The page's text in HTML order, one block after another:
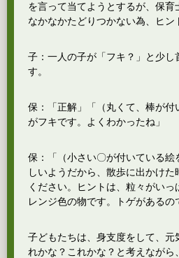
を言って当てようとするが、保育
なかなかたどりつかない為、ヒン
子：一人の子が「フキ？」と少し
す。
保：「正解」「（丸くて、棒が付
がフキです。よくわかったね」
保：「（小さい〇が付いている
しいようだから、散歩に出かけ
ください。ヒントは、粒々がい
レンジ色の物です。トゲがあるの
子どもたちは、身支度をして、元
れかな？これかな？と考えなが